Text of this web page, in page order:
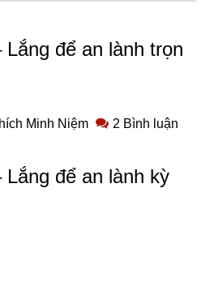
Lắng để an lành trọn
Minh Niệm 2 Bình luận
Lắng để an lành kỳ